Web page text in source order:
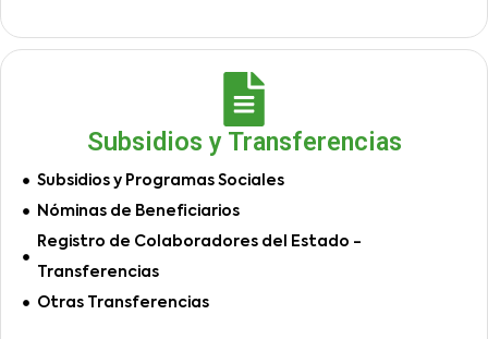
Subsidios y Transferencias
Subsidios y Programas Sociales
Nóminas de Beneficiarios
Registro de Colaboradores del Estado -
Transferencias
Otras Transferencias